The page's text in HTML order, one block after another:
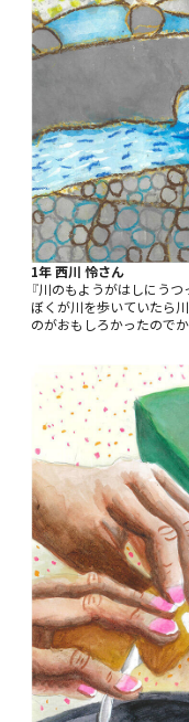
1年 西川 怜さん
『川のもようがはしにうつ
ぼくが川を歩いていたら
のがおもしろかったのでか